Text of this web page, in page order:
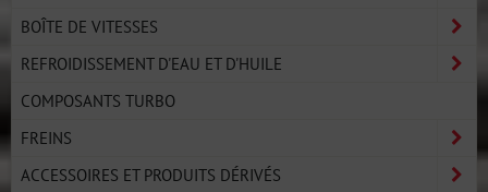
BOÎTE DE VITESSES
REFROIDISSEMENT D'EAU ET D'HUILE
COMPOSANTS TURBO
FREINS
ACCESSOIRES ET PRODUITS DÉRIVÉS